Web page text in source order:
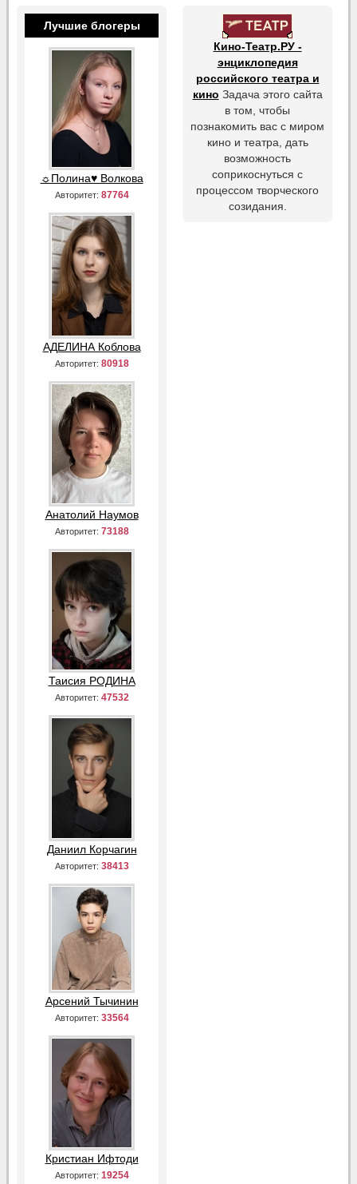
Лучшие блогеры
☼Полина♥ Волкова
Авторитет: 87764
АДЕЛИНА Коблова
Авторитет: 80918
Анатолий Наумов
Авторитет: 73188
Таисия РОДИНА
Авторитет: 47532
Даниил Корчагин
Авторитет: 38413
Арсений Тычинин
Авторитет: 33564
Кристиан Ифтоди
Авторитет: 19254
Кино-Театр.РУ -
энциклопедия
российского театра и
кино Задача этого сайта
в том, чтобы
познакомить вас с миром
кино и театра, дать
возможность
соприкоснуться с
процессом творческого
созидания.